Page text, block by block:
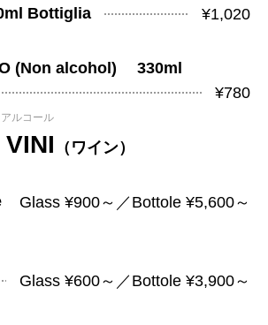
Bottiglia ¥1,020
(Non alcohol) 330ml
¥780
ルコール
VINI （ワイン）
Glass ¥900～／Bottole ¥5,600～
Glass ¥600～／Bottole ¥3,900～